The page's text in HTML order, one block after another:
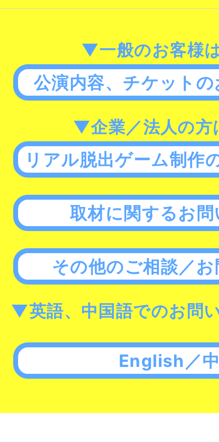
▼一般のお客様
公演内容、チケット
▼企業／法人の方
リアル脱出ゲーム制作
取材に関するお
その他のご相談／
▼英語、中国語でのお問
English／